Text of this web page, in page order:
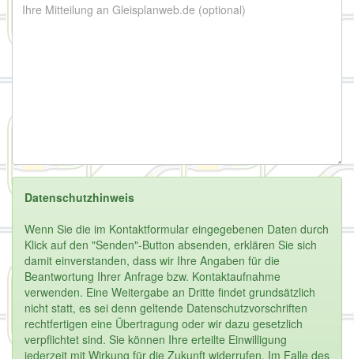
Datenschutzhinweis
Wenn Sie die im Kontaktformular eingegebenen Daten durch
Klick auf den "Senden"-Button absenden, erklären Sie sich
damit einverstanden, dass wir Ihre Angaben für die
Beantwortung Ihrer Anfrage bzw. Kontaktaufnahme
verwenden. Eine Weitergabe an Dritte findet grundsätzlich
nicht statt, es sei denn geltende Datenschutzvorschriften
rechtfertigen eine Übertragung oder wir dazu gesetzlich
verpflichtet sind. Sie können Ihre erteilte Einwilligung
jederzeit mit Wirkung für die Zukunft widerrufen. Im Falle des